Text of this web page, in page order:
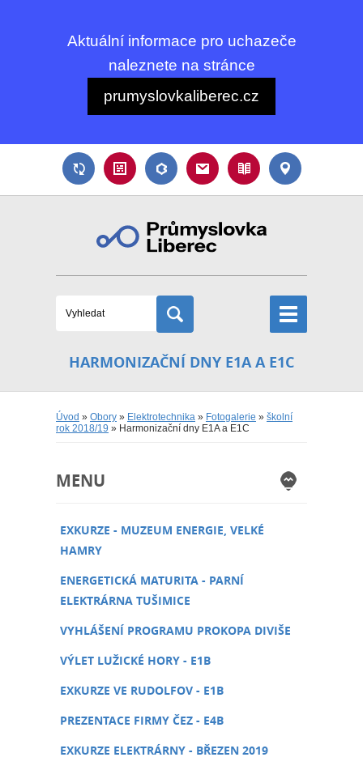
Aktuální informace pro uchazeče
naleznete na stránce
prumyslovkaliberec.cz
HARMONIZAČNÍ DNY E1A A E1C
Úvod » Obory » Elektrotechnika » Fotogalerie » školní
rok 2018/19 » Harmonizační dny E1A a E1C
MENU
EXKURZE - MUZEUM ENERGIE, VELKÉ
HAMRY
ENERGETICKÁ MATURITA - PARNÍ
ELEKTRÁRNA TUŠIMICE
VYHLÁŠENÍ PROGRAMU PROKOPA DIVIŠE
VÝLET LUŽICKÉ HORY - E1B
EXKURZE VE RUDOLFOV - E1B
PREZENTACE FIRMY ČEZ - E4B
EXKURZE ELEKTRÁRNY - BŘEZEN 2019